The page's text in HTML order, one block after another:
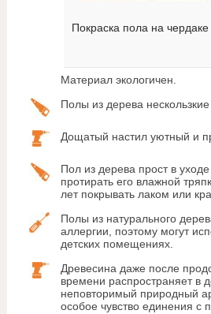
Покраска пола на чердаке
Материал экологичен.
Полы из дерева
Дощатый настил уютный и
Пол из дерева прост в
протирать его влажной
лет покрывать лаком или
Полы из натурального
аллергии, поэтому могут
детских помещениях.
Древесина даже после
времени распространяет в
неповторимый природный
особое чувство единения с